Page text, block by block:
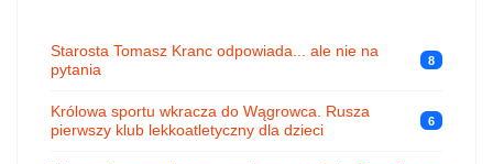
Starosta Tomasz Kranc odpowiada... ale nie na
pytania
8
Królowa sportu wkracza do Wągrowca. Rusza
pierwszy klub lekkoatletyczny dla dzieci
6